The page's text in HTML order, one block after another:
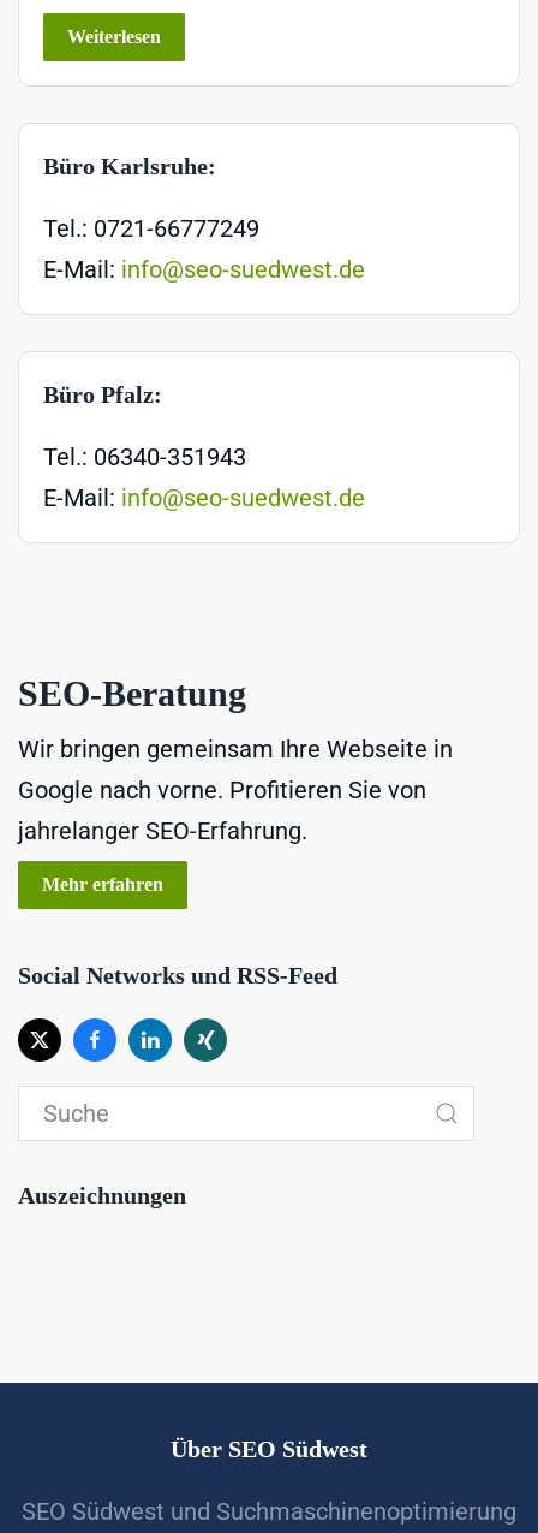
Weiterlesen
Büro Karlsruhe:
Tel.: 0721-66777249
E-Mail: info@seo-suedwest.de
Büro Pfalz:
Tel.: 06340-351943
E-Mail: info@seo-suedwest.de
SEO-Beratung
Wir bringen gemeinsam Ihre Webseite in
Google nach vorne. Profitieren Sie von
jahrelanger SEO-Erfahrung.
Mehr erfahren
Social Networks und RSS-Feed
Auszeichnungen
Über SEO Südwest
SEO Südwest und Suchmaschinenoptimierung